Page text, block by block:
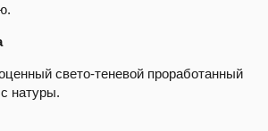
свето-теневой проработанный
натуры.